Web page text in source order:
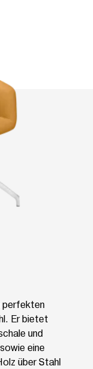
perfekten
Er bietet
und
eine
über Stahl